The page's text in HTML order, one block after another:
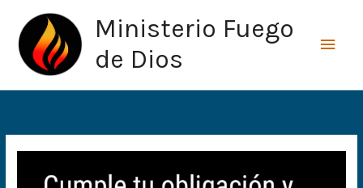
contenido
Ministerio Fuego
de Dios